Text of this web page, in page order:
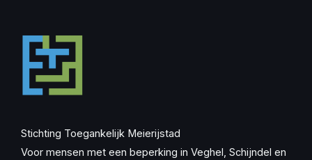
Stichting Toegankelijk Meierijstad
Voor mensen met een beperking in Veghel, Schijndel en